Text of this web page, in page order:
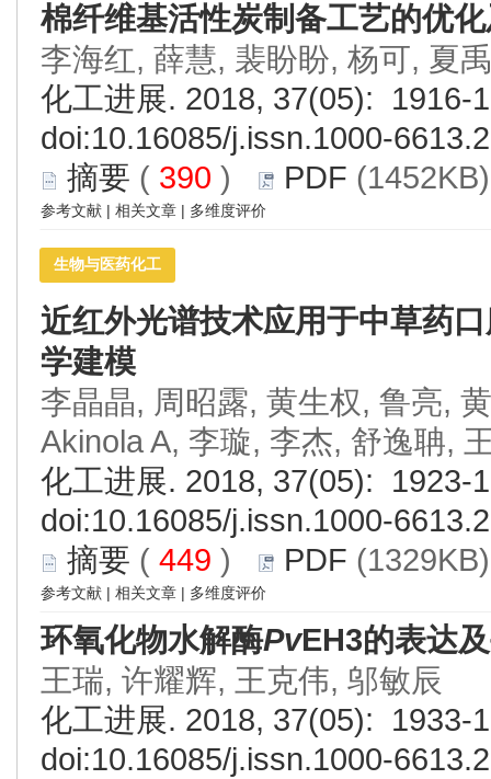
棉纤维基活性炭制备工艺的优
李海红, 薛慧, 裴盼盼, 杨可, 夏
化工进展. 2018, 37(05): 1916-
doi:10.16085/j.issn.1000-
摘要 ( 390 ) PDF
参考文献 | 相关文章 | 多维度评价
生物与医药化工
近红外光谱技术应用于中草药
学建模
李晶晶, 周昭露, 黄生权, 鲁亮,
Akinola A, 李璇, 李杰, 舒逸聃,
化工进展. 2018, 37(05): 1923-
doi:10.16085/j.issn.1000-
摘要 ( 449 ) PDF
参考文献 | 相关文章 | 多维度评价
环氧化物水解酶PvEH3的表达
王瑞, 许耀辉, 王克伟, 邬敏辰
化工进展. 2018, 37(05): 1933-
doi:10.16085/j.issn.1000-